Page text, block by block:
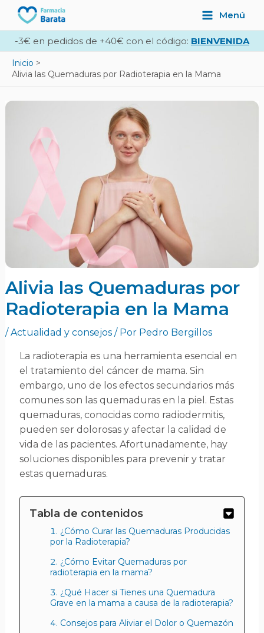
contenido
Main
Menu
Menú
-3€ en pedidos de +40€ con el código: BIENVENIDA
Inicio
Alivia las Quemaduras por Radioterapia en la Mama
Alivia las Quemaduras por
Radioterapia en la Mama
/Actualidad y consejos/ Por Pedro Bergillos
La radioterapia es una herramienta esencial en
el tratamiento del cáncer de mama. Sin
embargo, uno de los efectos secundarios más
comunes son las quemaduras en la piel. Estas
quemaduras, conocidas como radiodermitis,
pueden ser dolorosas y afectar la calidad de
vida de las pacientes. Afortunadamente, hay
soluciones disponibles para prevenir y tratar
estas quemaduras.
Tabla de contenidos
¿Cómo Curar las Quemaduras Producidas
por la Radioterapia?
¿Cómo Evitar Quemaduras por
radioterapia en la mama?
¿Qué Hacer si Tienes una Quemadura
Grave en la mama a causa de la radioterapia?
Consejos para Aliviar el Dolor o Quemazón
Navegación
de
entradas